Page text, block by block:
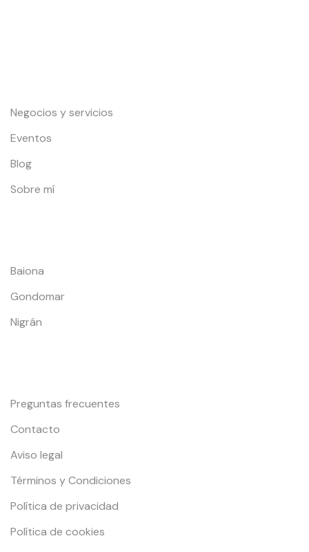
Negocios y servicios
Eventos
Blog
Sobre mí
Baiona
Gondomar
Nigrán
Preguntas frecuentes
Contacto
Aviso legal
Términos y Condiciones
Política de privacidad
Política de cookies